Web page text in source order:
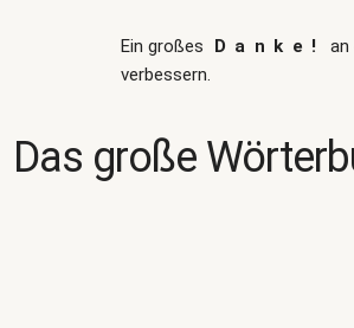
Ein großes Danke!
an
verbessern.
Das große